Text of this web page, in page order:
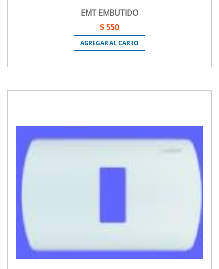
EMT EMBUTIDO
$ 550
AGREGAR AL CARRO